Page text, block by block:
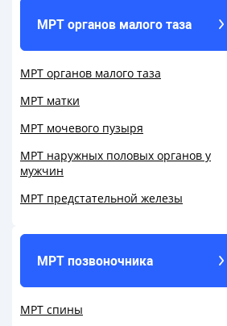
МРТ органов малого таза
МРТ органов малого таза
МРТ матки
МРТ мочевого пузыря
МРТ наружных половых органов у
мужчин
МРТ предстательной железы
МРТ позвоночника
МРТ спины